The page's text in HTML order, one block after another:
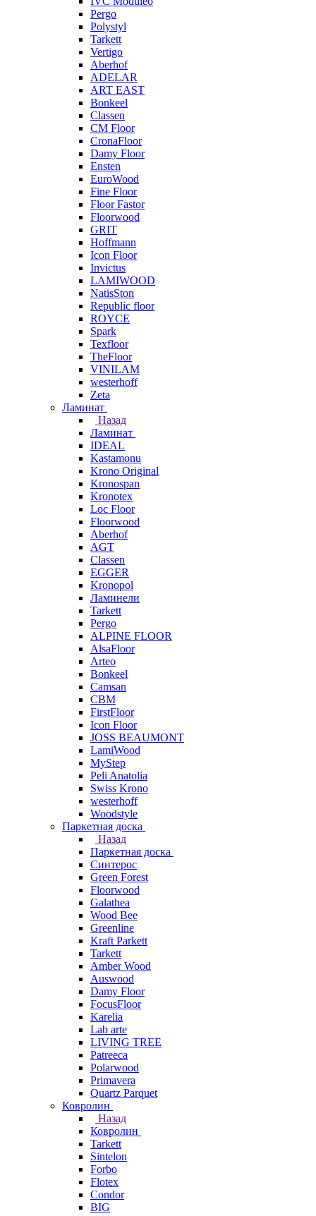
Pergo
Polystyl
Tarkett
Vertigo
Aberhof
ADELAR
ART EAST
Bonkeel
Classen
CM Floor
CronaFloor
Damy Floor
Ensten
EuroWood
Fine Floor
Floor Fastor
Floorwood
GRIT
Hoffmann
Icon Floor
Invictus
LAMIWOOD
NatisSton
Republic floor
ROYCE
Spark
Texfloor
TheFloor
VINILAM
westerhoff
Zeta
Ламинат
Назад
Ламинат
IDEAL
Kastamonu
Krono Original
Kronospan
Kronotex
Loc Floor
Floorwood
Aberhof
AGT
Classen
EGGER
Kronopol
Ламинели
Tarkett
Pergo
ALPINE FLOOR
AlsaFloor
Arteo
Bonkeel
Camsan
CBM
FirstFloor
Icon Floor
JOSS BEAUMONT
LamiWood
MyStep
Peli Anatolia
Swiss Krono
westerhoff
Woodstyle
Паркетная доска
Назад
Паркетная доска
Синтерос
Green Forest
Floorwood
Galathea
Wood Bee
Greenline
Kraft Parkett
Tarkett
Amber Wood
Auswood
Damy Floor
FocusFloor
Karelia
Lab arte
LIVING TREE
Patreeca
Polarwood
Primavera
Quartz Parquet
Ковролин
Назад
Ковролин
Tarkett
Sintelon
Forbo
Flotex
Condor
BIG